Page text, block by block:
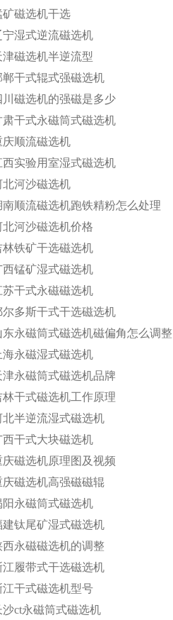
矿磁选机干选
宁湿式逆流磁选机
津磁选机半逆流型
郸干式辊式强磁选机
川磁选机的强磁是多少
肃干式永磁筒式磁选机
庆顺流磁选机
西实验用室湿式磁选机
北河沙磁选机
南顺流磁选机跑铁精粉怎么处理
北河沙磁选机价格
林铁矿干选磁选机
西锰矿湿式磁选机
苏干式永磁磁选机
尔多斯干式干选磁选机
东永磁筒式磁选机磁偏角怎么调整
海永磁湿式磁选机
津永磁筒式磁选机品牌
林干式磁选机工作原理
北半逆流湿式磁选机
西干式大块磁选机
庆磁选机原理图及视频
庆磁选机高强磁磁辊
阳永磁筒式磁选机
建钛尾矿湿式磁选机
西永磁磁选机的调整
江履带式干选磁选机
江干式磁选机型号
沙ct永磁筒式磁选机